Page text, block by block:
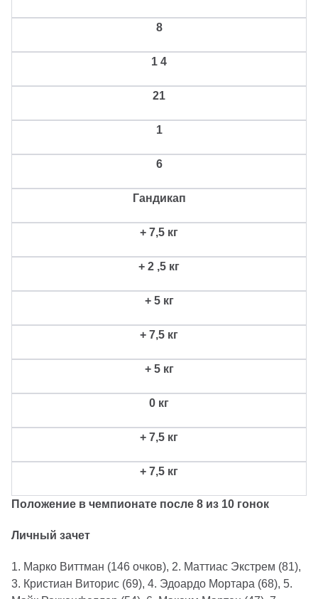
8
1 4
21
1
6
Гандикап
+ 7,5 кг
+ 2 ,5 кг
+ 5 кг
+ 7,5 кг
+ 5 кг
0 кг
+ 7,5 кг
+ 7,5 кг
Положение в чемпионате после 8 из 10 гонок
Личный зачет
1. Марко Виттман (146 очков), 2. Маттиас Экстрем (81),
3. Кристиан Виторис (69), 4. Эдоардо Мортара (68), 5.